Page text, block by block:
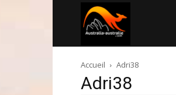
australie.com
Accueil Adri38
Adri38